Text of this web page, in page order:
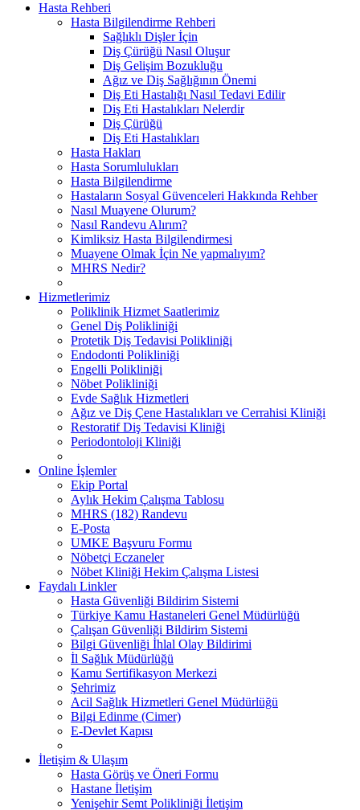
Hasta Rehberi
Hasta Bilgilendirme Rehberi
Sağlıklı Dişler İçin
Diş Çürüğü Nasıl Oluşur
Diş Gelişim Bozukluğu
Ağız ve Diş Sağlığının Önemi
Diş Eti Hastalığı Nasıl Tedavi Edilir
Diş Eti Hastalıkları Nelerdir
Diş Çürüğü
Diş Eti Hastalıkları
Hasta Hakları
Hasta Sorumlulukları
Hasta Bilgilendirme
Hastaların Sosyal Güvenceleri Hakkında Rehber
Nasıl Muayene Olurum?
Nasıl Randevu Alırım?
Kimliksiz Hasta Bilgilendirmesi
Muayene Olmak İçin Ne yapmalıyım?
MHRS Nedir?
Hizmetlerimiz
Poliklinik Hizmet Saatlerimiz
Genel Diş Polikliniği
Protetik Diş Tedavisi Polikliniği
Endodonti Polikliniği
Engelli Polikliniği
Nöbet Polikliniği
Evde Sağlık Hizmetleri
Ağız ve Diş Çene Hastalıkları ve Cerrahisi Kliniği
Restoratif Diş Tedavisi Kliniği
Periodontoloji Kliniği
Online İşlemler
Ekip Portal
Aylık Hekim Çalışma Tablosu
MHRS (182) Randevu
E-Posta
UMKE Başvuru Formu
Nöbetçi Eczaneler
Nöbet Kliniği Hekim Çalışma Listesi
Faydalı Linkler
Hasta Güvenliği Bildirim Sistemi
Türkiye Kamu Hastaneleri Genel Müdürlüğü
Çalışan Güvenliği Bildirim Sistemi
Bilgi Güvenliği İhlal Olay Bildirimi
İl Sağlık Müdürlüğü
Kamu Sertifikasyon Merkezi
Şehrimiz
Acil Sağlık Hizmetleri Genel Müdürlüğü
Bilgi Edinme (Cimer)
E-Devlet Kapısı
İletişim & Ulaşım
Hasta Görüş ve Öneri Formu
Hastane İletişim
Yenişehir Semt Polikliniği İletişim